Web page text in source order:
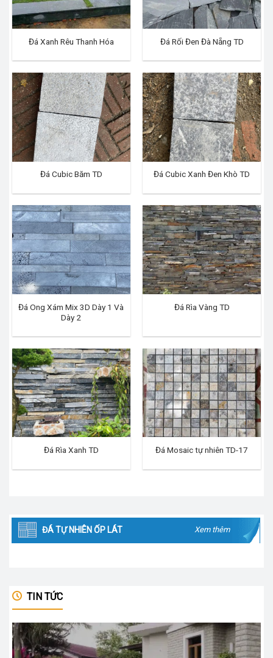
Đá Xanh Rêu Thanh Hóa Đá Rối Đen Đà Nẵng TD
Đá Cubic Băm TD Đá Cubic Xanh Đen Khò TD
Đá Ong Xám Mix 3D Dày 1 Và
Dày 2
Đá Rìa Vàng TD
Đá Rìa Xanh TD Đá Mosaic tự nhiên TD-17
ĐÁ TỰ NHIÊN ỐP LÁT Xem thêm
TIN TỨC